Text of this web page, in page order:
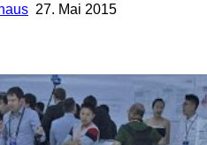
27. Mai 2015